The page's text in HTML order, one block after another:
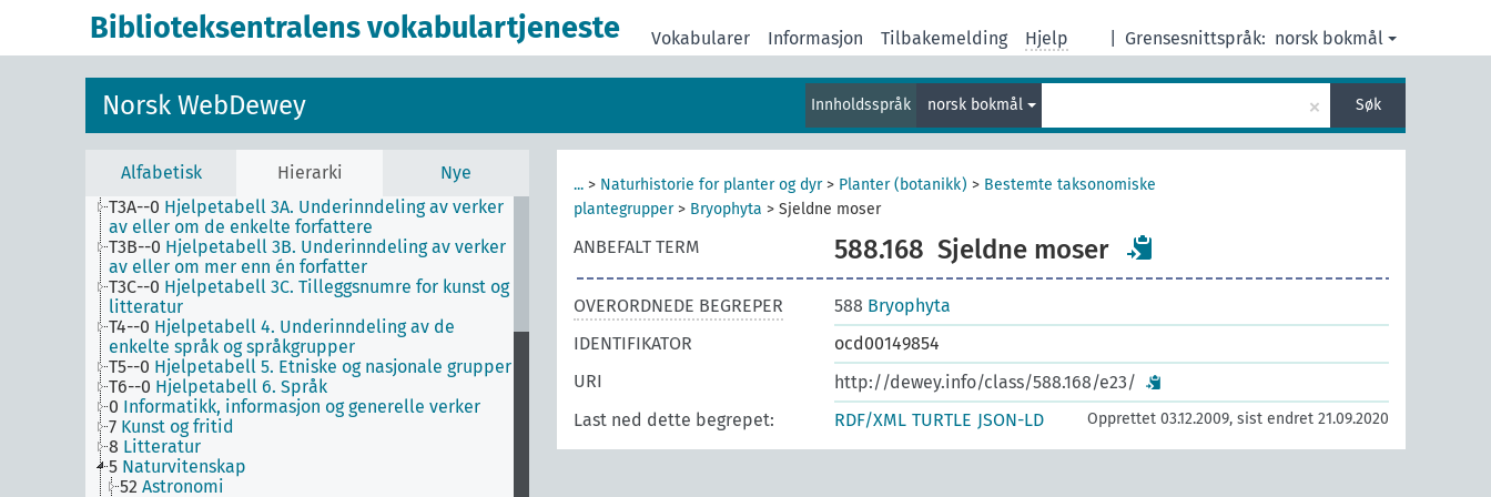
Biblioteksentralens vokabulartjeneste Grensesnittspråk: norsk bokmål
Vokabularer Informasjon Tilbakemelding Hjelp
Norsk WebDewey Innholdsspråk norsk bokmål × Søk
Alfabetisk Hierarki Nye
T2--0 Hjelpetabell 2. Geografiske områder,
historiske perioder, biografier
Hjelpetabell 3. Underinndeling av kunst, av
de enkelte språks litteraturer, av bestemte
T3A--0 Hjelpetabell 3A. Underinndeling av verker
av eller om de enkelte forfattere
T3B--0 Hjelpetabell 3B. Underinndeling av verker
av eller om mer enn én forfatter
T3C--0 Hjelpetabell 3C. Tilleggsnumre for kunst og
litteratur
T4--0 Hjelpetabell 4. Underinndeling av de
enkelte språk og språkgrupper
T5--0 Hjelpetabell 5. Etniske og nasjonale grupper
T6--0 Hjelpetabell 6. Språk
0 Informatikk, informasjon og generelle verker
7 Kunst og fritid
8 Litteratur
5 Naturvitenskap
52 Astronomi
... > Naturhistorie for planter og dyr> Planter (botanikk) > Bestemte taksonomiske
plantegrupper> Bryophyta > Sjeldne moser
ANBEFALT TERM 588.168 Sjeldne moser
OVERORDNEDE BEGREPER 588 Bryophyta
IDENTIFIKATOR
ocd00149854
URI
http://dewey.info/class/588.168/e23/
Last ned dette begrepet:
RDF/XML TURTLE JSON-LD Opprettet 03.12.2009, sist endret 21.09.2020